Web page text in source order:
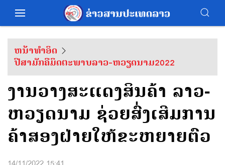
ຫນ້າທຳອິດ
ປີສາມັກຄີມິດຕະພາບລາວ-ຫວຽດນາມ2022
ງານວາງສະແດງສິນຄ້າ ລາວ-
ຫວຽດນາມ ຊ່ວຍສົ່ງເສີມການ
ຄ້າສອງຝ່າຍໃຫ້ຂະຫຍາຍຕົວ